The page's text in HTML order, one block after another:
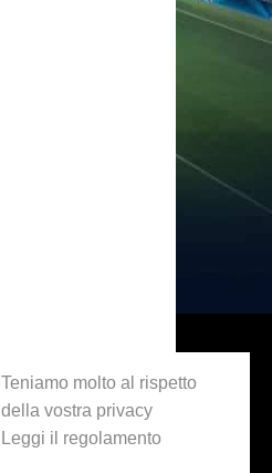
Teniamo molto al rispetto
della vostra privacy
Leggi il regolamento